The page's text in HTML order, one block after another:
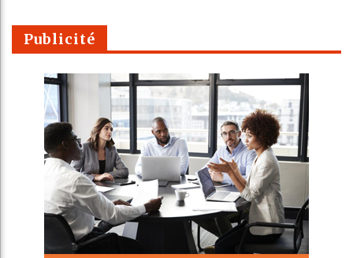
Publicité